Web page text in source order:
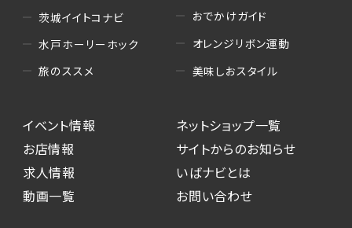
茨城イイトコナビ
水戸ホーリーホック
旅のススメ
おでかけガイド
オレンジリボン運動
美味しおスタイル
イベント情報
お店情報
求人情報
動画一覧
ネットショップ一覧
サイトからのお知らせ
いばナビとは
お問い合わせ